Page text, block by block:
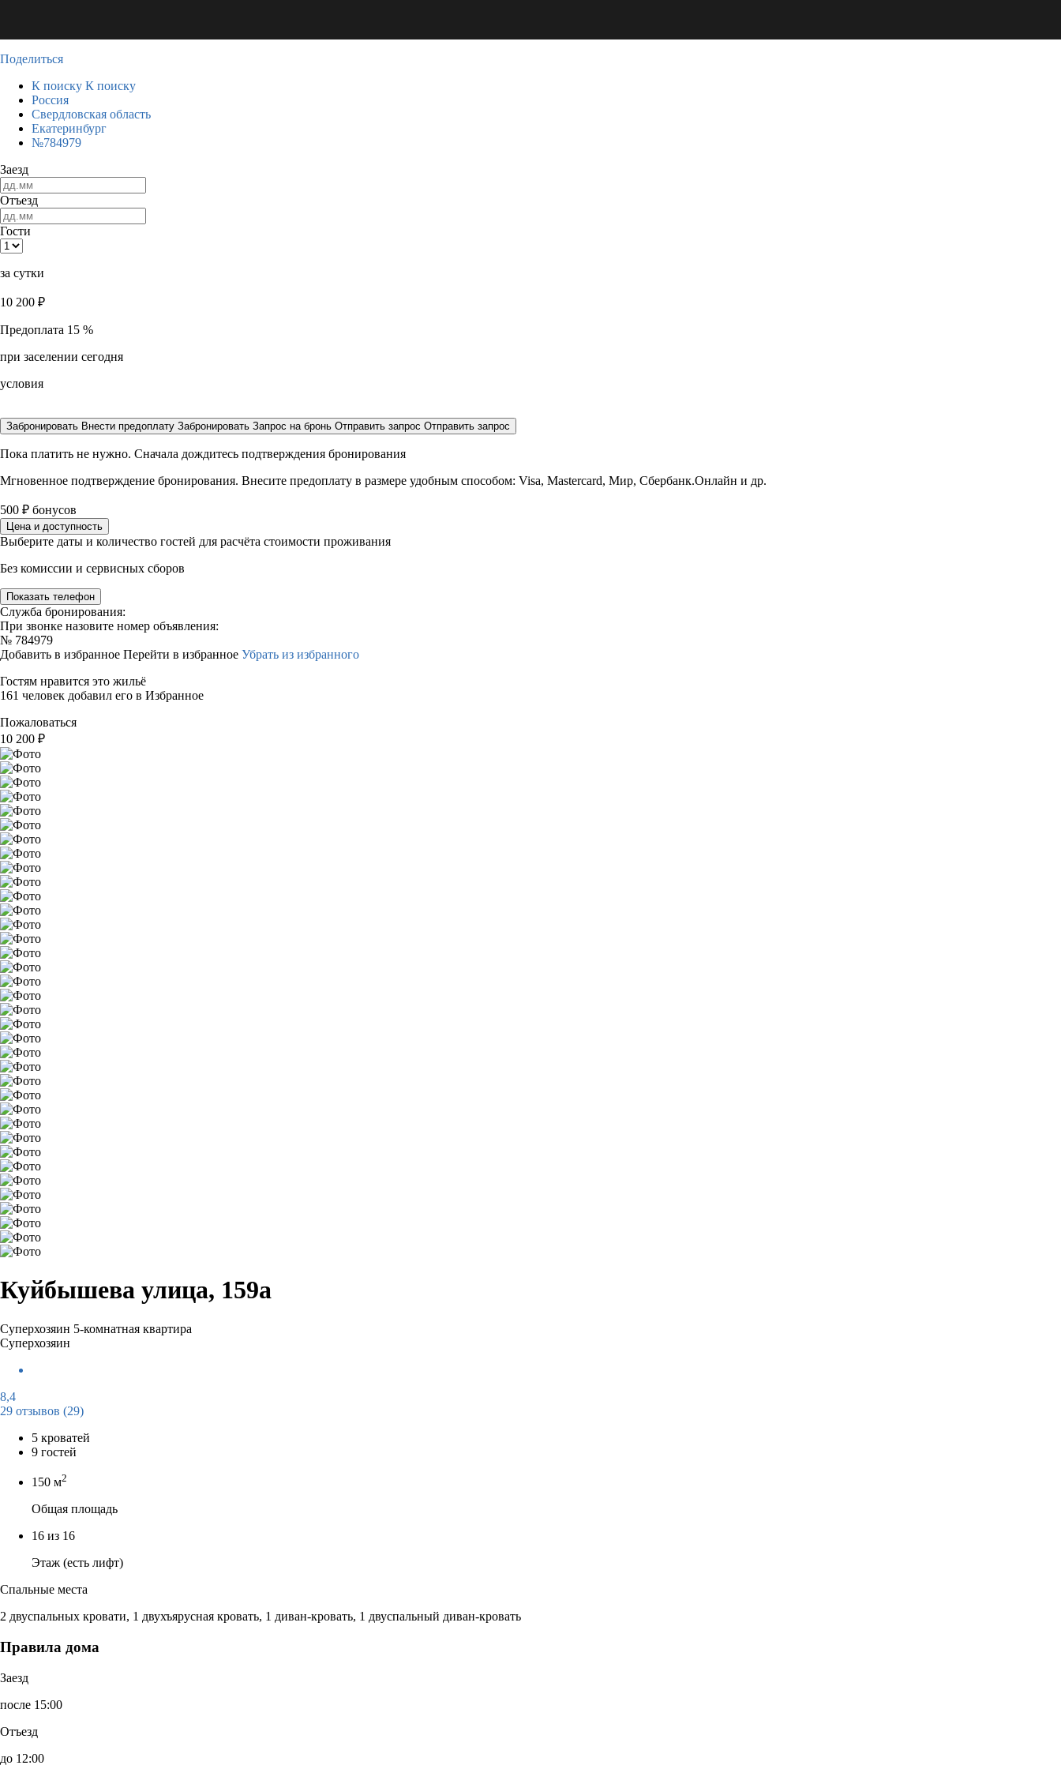
Поделиться
К поиску К поиску
Россия
Свердловская область
Екатеринбург
№784979
Заезд
Отъезд
Гости
за сутки
10 200 ₽
Предоплата 15 %
при заселении сегодня
условия
Забронировать Внести предоплату Забронировать Запрос на бронь Отправить запрос Отправить запрос
Пока платить не нужно. Сначала дождитесь подтверждения бронирования
Мгновенное подтверждение бронирования. Внесите предоплату в размере удобным способом: Visa, Mastercard, Мир, Сбербанк.Онлайн и др.
500 ₽ бонусов
Цена и доступность
Выберите даты и количество гостей для расчёта стоимости проживания
Без комиссии и сервисных сборов
Показать телефон
Служба бронирования:
При звонке назовите номер объявления:
№ 784979
Добавить в избранное Перейти в избранное Убрать из избранного
Гостям нравится это жильё
161 человек добавил его в Избранное
Пожаловаться
10 200 ₽
Куйбышева улица, 159а
Суперхозяин 5-комнатная квартира
Суперхозяин
8,4
29 отзывов (29)
5 кроватей
9 гостей
150 м2
Общая площадь
16 из 16
Этаж (есть лифт)
Спальные места
2 двуспальных кровати, 1 двухъярусная кровать, 1 диван-кровать, 1 двуспальный диван-кровать
Правила дома
Заезд
после 15:00
Отъезд
до 12:00